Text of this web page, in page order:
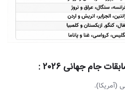
جام جهانی 2026 :
(آمریکا).